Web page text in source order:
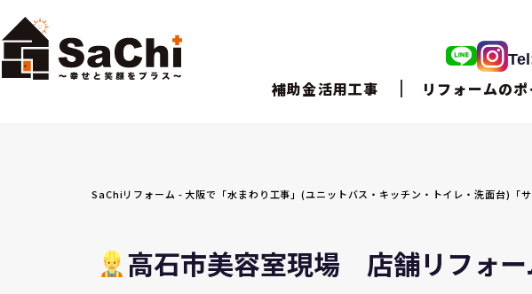
補助金活用工事 リフォームの
SaChiリフォーム - 大阪で「水まわり工事」(ユニットバス・キッチン・トイレ・洗面台)「
高石市美容室現場 店舗リフォー